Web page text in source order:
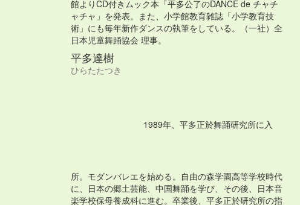
館よりCD付きムック本「平多公了のDANCE de チャチ
ャチャ」を発表。また、小学館教育雑誌「小学教育技
術」にも毎年新作ダンスの執筆をしている。（一社）全
日本児童舞踊協会 理事。
平多達樹
ひらたたつき
1989年、平多正於舞踊研究所に入
所。モダンバレエを始める。自由の森学園高等学校時代
に、日本の郷土芸能、中国舞踊を学び、その後、日本音
楽学校保母養成科に進む。卒業後、平多正於研究所の指